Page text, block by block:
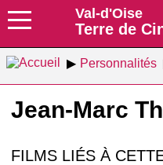
Val-d'Oise
Terre de
Personnalités
Jean-Marc
FILMS LIÉS À